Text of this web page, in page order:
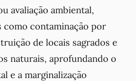
avaliação ambiental,
como contaminação por
de locais sagrados e
naturais, aprofundando o
e a marginalização